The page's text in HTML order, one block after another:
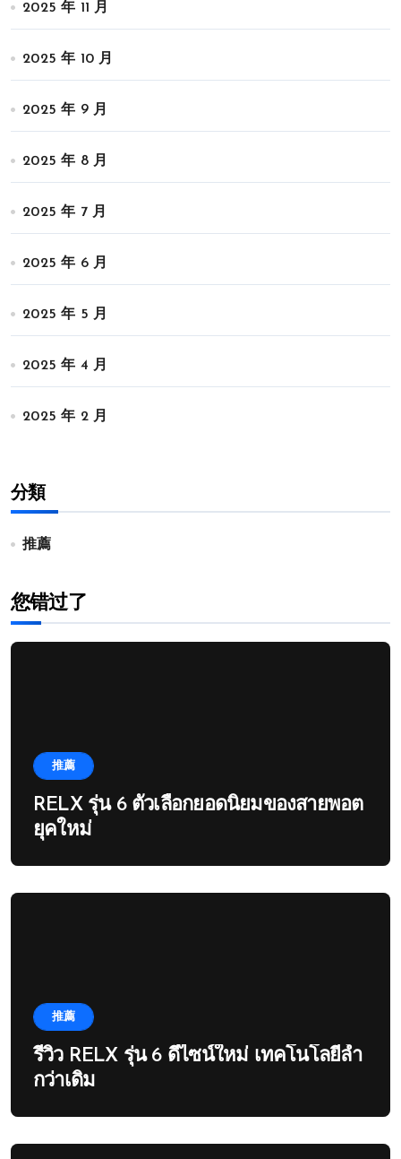
2025 年 11 月
2025 年 10 月
2025 年 9 月
2025 年 8 月
2025 年 7 月
2025 年 6 月
2025 年 5 月
2025 年 4 月
2025 年 2 月
分類
推薦
您错过了
推薦
RELX รุ่น 6 ตัวเลือกยอดนิยมของสายพอต
ยุคใหม่
推薦
รีวิว RELX รุ่น 6 ดีไซน์ใหม่ เทคโนโลยีล้ำ
กว่าเดิม